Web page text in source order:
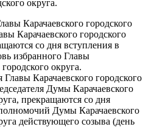
округа.
Карачаевского городского
Карачаевского городского
со дня вступления в
избранного Главы
округа.
Карачаевского городского
Думы Карачаевского
прекращаются со дня
Думы Карачаевского
действующего созыва (день